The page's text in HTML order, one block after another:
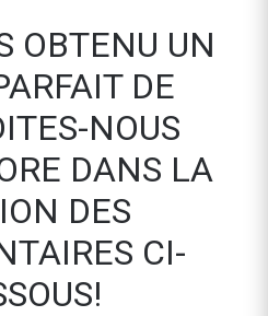
OBTENU UN
DE
NOUS
DANS LA
DES
CI-